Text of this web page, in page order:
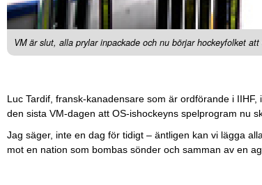
VM är slut, alla prylar inpackade och nu börjar hockeyfolket
Luc Tardif, fransk-kanadensare som är ordförande i
den sista VM-dagen att OS-ishockeyns spelprogram nu
Jag säger, inte en dag för tidigt – äntligen kan vi lägga
mot en nation som bombas sönder och samman av en